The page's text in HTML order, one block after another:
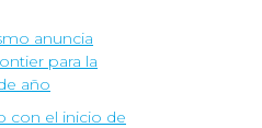
anuncia
para la
año
con el inicio de